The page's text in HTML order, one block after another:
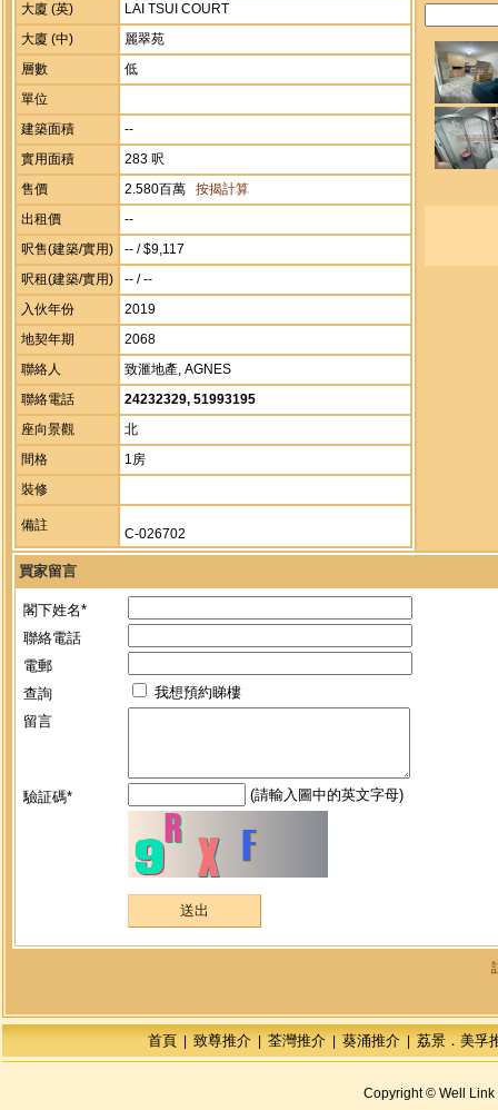
大廈 (英)
LAI TSUI COURT
大廈 (中)
麗翠苑
層數
低
單位
建築面積
--
實用面積
283 呎
售價
2.580百萬 按揭計算
出租價
--
呎售(建築/實用)
-- / $9,117
呎租(建築/實用)
-- / --
入伙年份
2019
地契年期
2068
聯絡人
致滙地產, AGNES
聯絡電話
24232329, 51993195
座向景觀
北
間格
1房
裝修
備註
C-026702
買家留言
閣下姓名*
聯絡電話
電郵
查詢
我想預約睇樓
留言
驗証碼* (請輸入圖中的英文字母)
首頁 致尊推介| 荃灣推介| 葵涌推介| 荔景．美孚
Copyright © Well Link